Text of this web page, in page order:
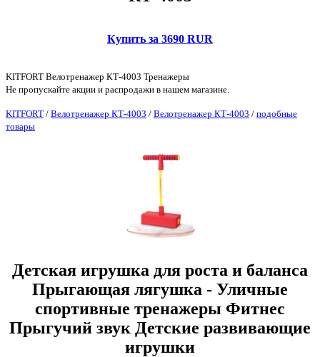
Купить за 3690 RUR
KITFORT Велотренажер КТ-4003 Тренажеры
Не пропускайте акции и распродажи в нашем магазине.
KITFORT / Велотренажер КТ-4003 / Велотренажер КТ-4003 / подобные
товары
Детская игрушка для роста и баланса
Прыгающая лягушка - Уличные
спортивные тренажеры Фитнес
Прыгучий звук Детские развивающие
игрушки